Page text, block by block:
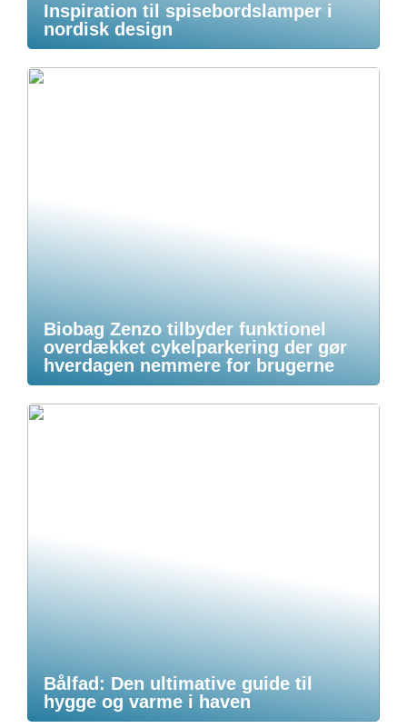
Inspiration til spisebordslamper i
nordisk design
Biobag Zenzo tilbyder funktionel
overdækket cykelparkering der gør
hverdagen nemmere for brugerne
Bålfad: Den ultimative guide til
hygge og varme i haven